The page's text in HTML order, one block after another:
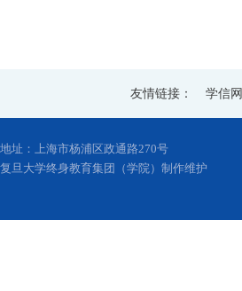
友情链接： 学信网
地址：上海市杨浦区政通路270号
复旦大学终身教育集团（学院）制作维护